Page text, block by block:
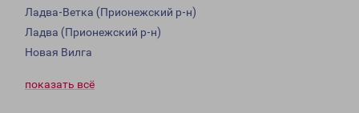
Ладва-Ветка (Прионежский р-н)
Ладва (Прионежский р-н)
Новая Вилга
показать всё